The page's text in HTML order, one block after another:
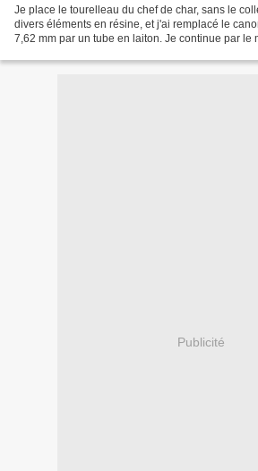
Je place le tourelleau du chef de char, sans le
divers éléments en résine, et j'ai remplacé le
7,62 mm par un tube en laiton. Je continue par le
Publicité